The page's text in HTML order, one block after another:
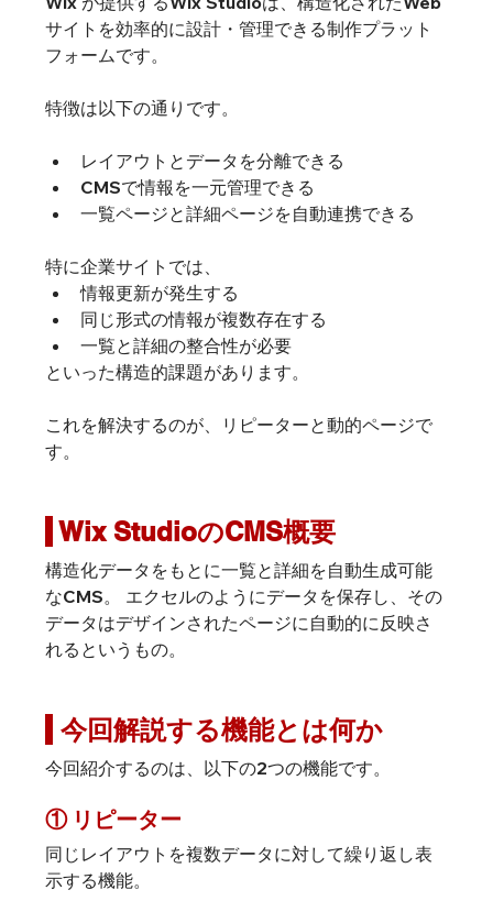
サイトを効率的に設計・管理できる制作プラット
フォームです。
特徴は以下の通りです。
レイアウトとデータを分離できる
CMSで情報を一元管理できる
一覧ページと詳細ページを自動連携できる
特に企業サイトでは、
情報更新が発生する
同じ形式の情報が複数存在する
一覧と詳細の整合性が必要
といった構造的課題があります。
これを解決するのが、リピーターと動的ページで
す。
Wix StudioのCMS概要
構造化データをもとに一覧と詳細を自動生成可能
なCMS。 エクセルのようにデータを保存し、その
データはデザインされたページに自動的に反映さ
れるというもの。
今回解説する機能とは何か
今回紹介するのは、以下の2つの機能です。
① リピーター
同じレイアウトを複数データに対して繰り返し表
示する機能。